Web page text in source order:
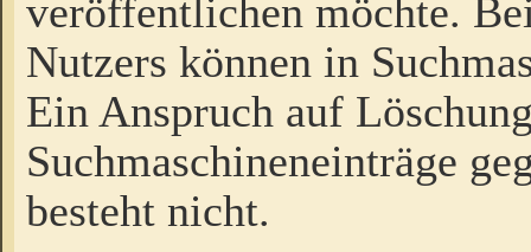
veröffentlichen möchte.
Nutzers können in
Ein Anspruch auf
Suchmaschineneinträge
besteht nicht.